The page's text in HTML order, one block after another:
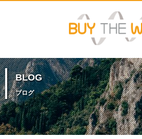
BLOG
ブログ